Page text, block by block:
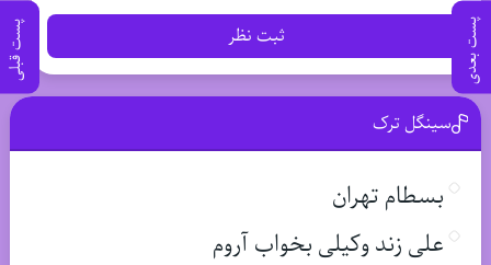
پست بعدی پست قبلی ثبت نظر
سینگل ترک
بسطام تهران
علی زند وکیلی بخواب آروم